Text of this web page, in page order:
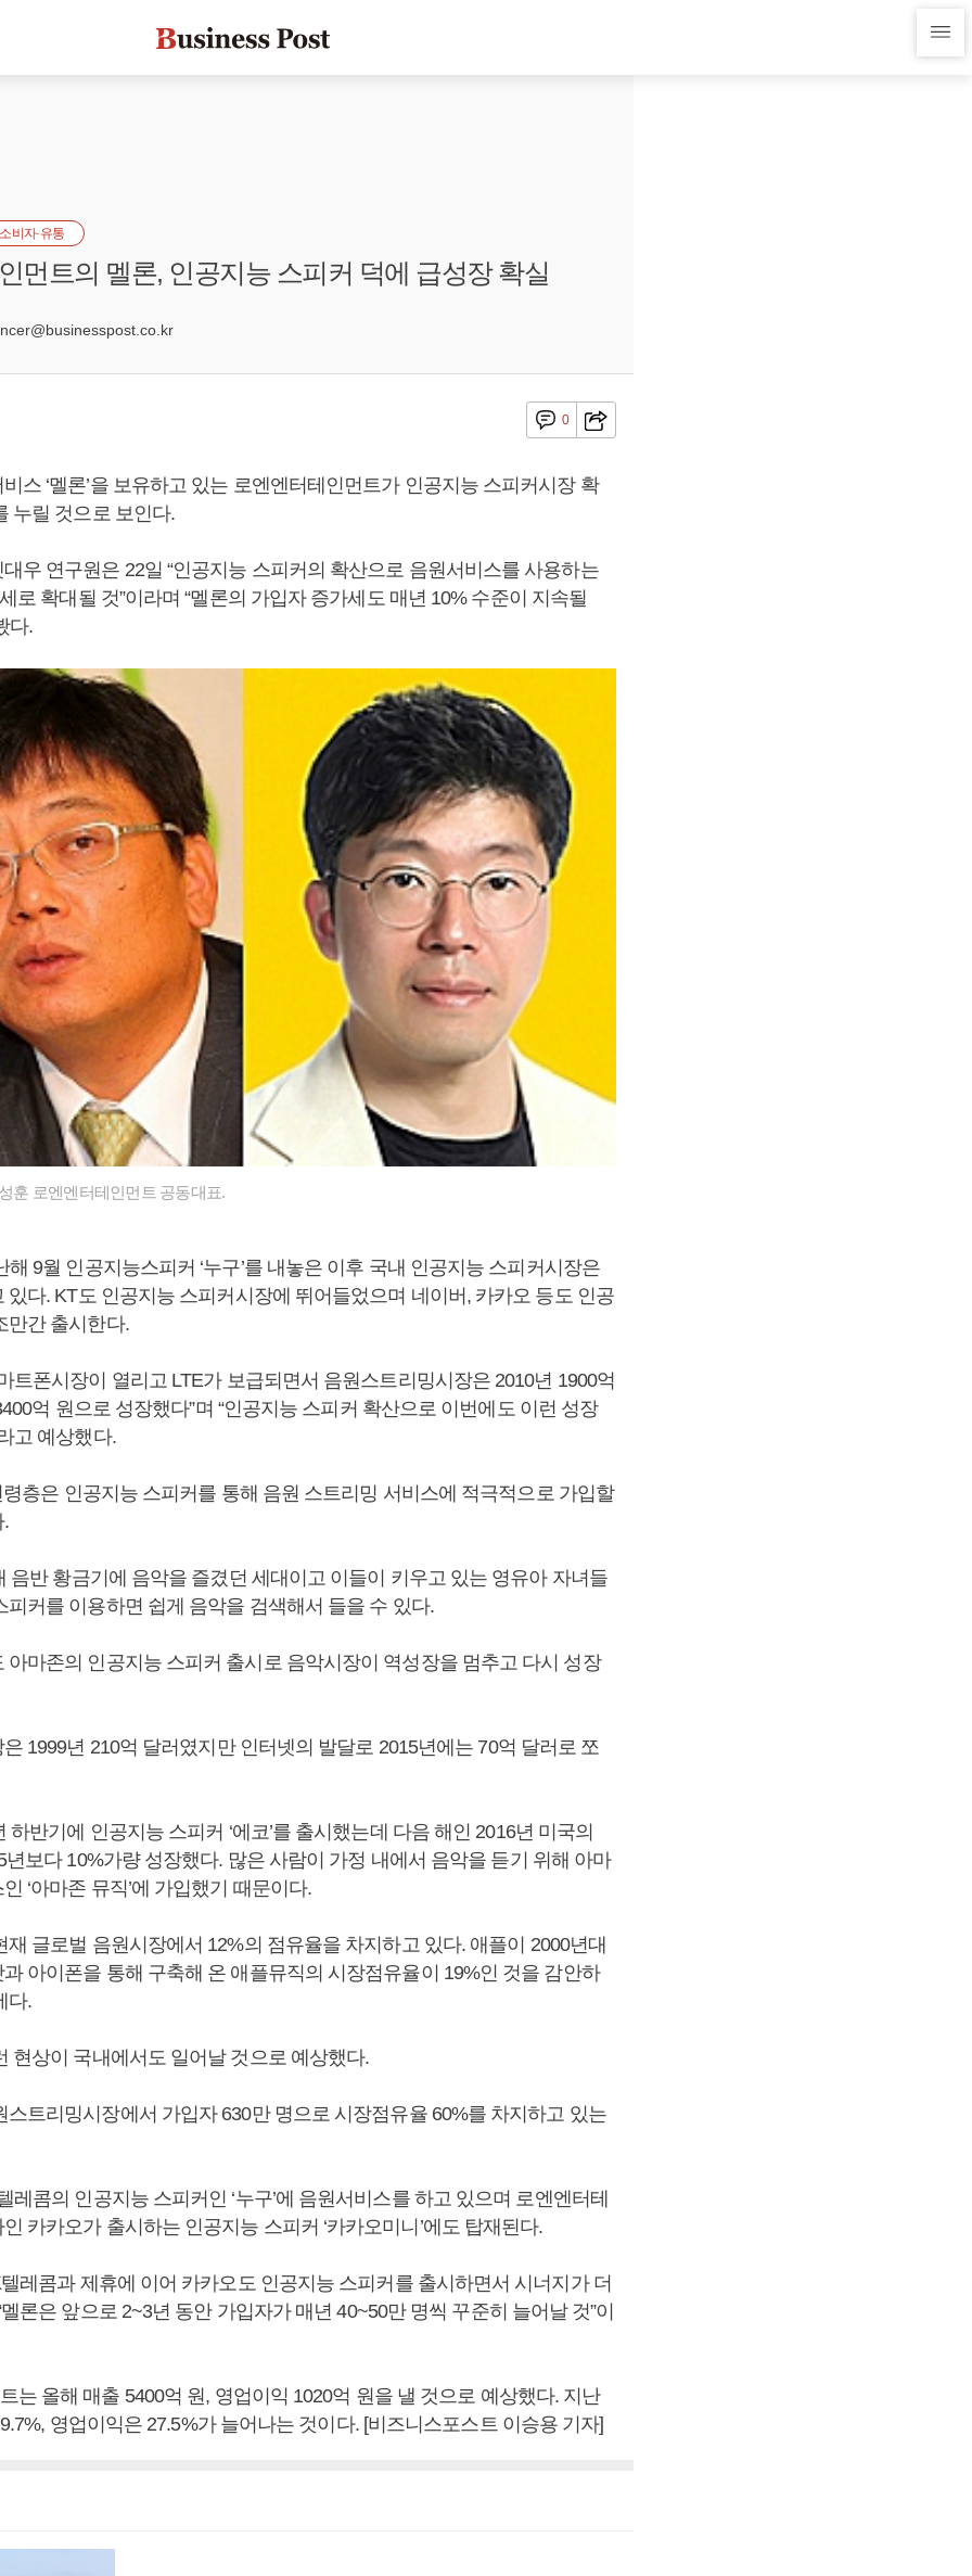
소비자·유통
먼트의 멜론, 인공지능 스피커 덕에 급성장 확실
0
스 ‘멜론’을 보유하고 있는 로엔엔터테인먼트가 인공지능 스피커시장 확
누릴 것으로 보인다.
우 연구원은 22일 “인공지능 스피커의 확산으로 음원서비스를 사용하는
로 확대될 것”이라며 “멜론의 가입자 증가세도 매년 10% 수준이 지속될
다.
훈 로엔엔터테인먼트 공동대표.
해 9월 인공지능스피커 ‘누구’를 내놓은 이후 국내 인공지능 스피커시장은
있다. KT도 인공지능 스피커시장에 뛰어들었으며 네이버, 카카오 등도 인공
만간 출시한다.
트폰시장이 열리고 LTE가 보급되면서 음원스트리밍시장은 2010년 1900억
억 원으로 성장했다”며 “인공지능 스피커 확산으로 이번에도 이런 성장
고 예상했다.
층은 인공지능 스피커를 통해 음원 스트리밍 서비스에 적극적으로 가입할
.
음반 황금기에 음악을 즐겼던 세대이고 이들이 키우고 있는 영유아 자녀들
피커를 이용하면 쉽게 음악을 검색해서 들을 수 있다.
아마존의 인공지능 스피커 출시로 음악시장이 역성장을 멈추고 다시 성장
1999년 210억 달러였지만 인터넷의 발달로 2015년에는 70억 달러로 쪼
하반기에 인공지능 스피커 ‘에코’를 출시했는데 다음 해인 2016년 미국의
년보다 10%가량 성장했다. 많은 사람이 가정 내에서 음악을 듣기 위해 아마
‘아마존 뮤직’에 가입했기 때문이다.
재 글로벌 음원시장에서 12%의 점유율을 차지하고 있다. 애플이 2000년대
아이폰을 통해 구축해 온 애플뮤직의 시장점유율이 19%인 것을 감안하
다.
현상이 국내에서도 일어날 것으로 예상했다.
스트리밍시장에서 가입자 630만 명으로 시장점유율 60%를 차지하고 있는
레콤의 인공지능 스피커인 ‘누구’에 음원서비스를 하고 있으며 로엔엔터테
카카오가 출시하는 인공지능 스피커 ‘카카오미니’에도 탑재된다.
레콤과 제휴에 이어 카카오도 인공지능 스피커를 출시하면서 시너지가 더
멜론은 앞으로 2~3년 동안 가입자가 매년 40~50만 명씩 꾸준히 늘어날 것”이
는 올해 매출 5400억 원, 영업이익 1020억 원을 낼 것으로 예상했다. 지난
영업이익은 27.5%가 늘어나는 것이다. [비즈니스포스트 이승용 기자]